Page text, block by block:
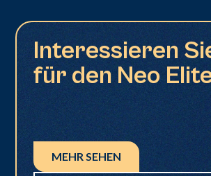
Interessieren
für den Neo
MEHR SEHEN